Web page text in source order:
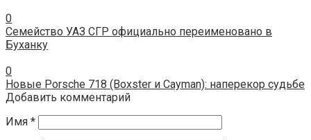
0
Семейство УАЗ СГР официально переименовано в
Буханку
0
Новые Porsche 718 (Boxster и Cayman): наперекор судьбе
Добавить комментарий
Имя *